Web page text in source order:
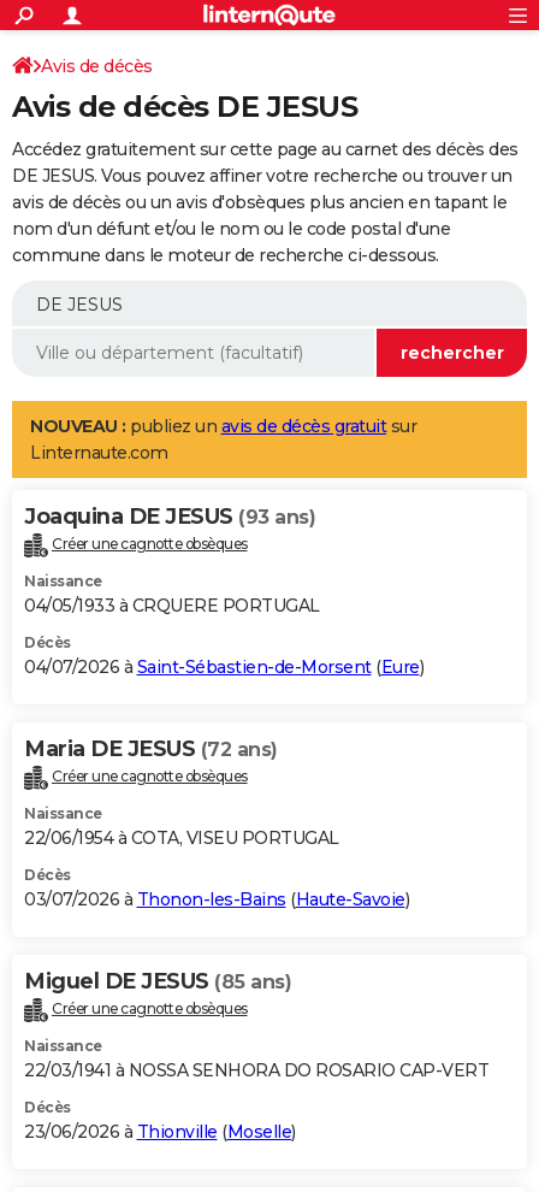
ACTUALITÉS
Politique
Société
Faits Divers
Education
Monde
Villes
+
SPORT
Coupe du monde 2026
Football
Tennis
Cyclisme
Rugby
Forum
Programme TV
TNT
Streaming
Cinéma
Sorties cinéma
Musique
+
FINANCE
Retraite
Epargne
Immobilier
Risques naturels par ville
Banque
Assurance
AUTO
Essais
Réserver un essai
Citadines
Berlines
SUV
Forum auto
+
Mobiles
Meilleur smartphone
Internet
Ordinateurs
Jeux vidéo
Guide high-tech
Aménagement intérieur
LIFESTYLE
Art de vivre
Bien-être
Loisirs
Mode
Modes de vie
Alimentation
Guide de la santé
Maladies
Médicaments
Sommeil
VOYAGE
Destinations
City break
Voyage nature
Voyage de noces
Forum
Climat
+PHOTO
GUIDES D'ACHAT
BONS PLANS
Carte de Noël
Carte Bonne année
Carte Saint-Valentin
Carte Pâques
Carte d'anniversaire
DICTIONNAIRE
Dictionnaire
Biographies
Citations
Expressions
Proverbes
PROGRAMME TV
S'inscrire
Se connecter
Lycées
Collèges
Primaires
Universités
Entreprises
Service militaire
Avis de recherche
AVIS DE DÉCÈS
Bricolage
Lifestyle
Culture
Sport
Auto
Television
Voyage
Cinema
Avis de décès
Avis de décès DE JESUS
Accédez gratuitement sur cette page au carnet des décès des
DE JESUS. Vous pouvez affiner votre recherche ou trouver un
avis de décès ou un avis d'obsèques plus ancien en tapant le
nom d'un défunt et/ou le nom ou le code postal d'une
commune dans le moteur de recherche ci-dessous.
NOUVEAU : publiez un avis de décès gratuitsur
Linternaute.com
Joaquina DE JESUS (93 ans)
Créer une cagnotte obsèques
Naissance
04/05/1933 à CRQUERE PORTUGAL
Décès
04/07/2026 à Saint-Sébastien-de-Morsent(Eure)
Maria DE JESUS (72 ans)
Créer une cagnotte obsèques
Naissance
22/06/1954 à COTA, VISEU PORTUGAL
Décès
03/07/2026 à Thonon-les-Bains (Haute-Savoie)
Miguel DE JESUS (85 ans)
Créer une cagnotte obsèques
Naissance
22/03/1941 à NOSSA SENHORA DO ROSARIO CAP-VERT
Décès
23/06/2026 à Thionville (Moselle)